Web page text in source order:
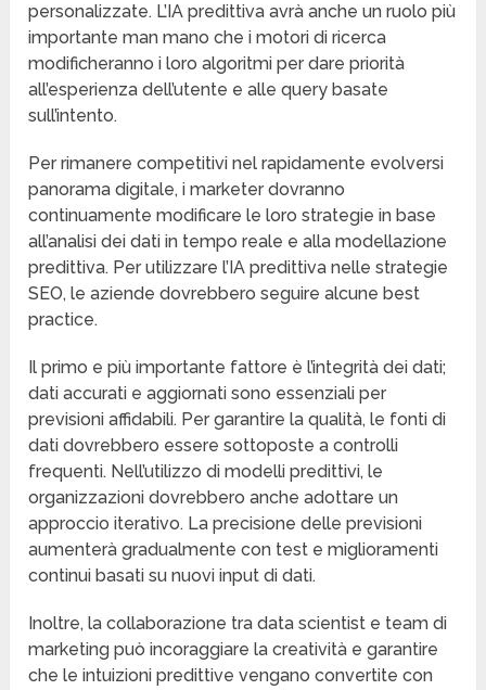
personalizzate. L’IA predittiva avrà anche un ruolo più
importante man mano che i motori di ricerca
modificheranno i loro algoritmi per dare priorità
all’esperienza dell’utente e alle query basate
sull’intento.
Per rimanere competitivi nel rapidamente evolversi
panorama digitale, i marketer dovranno
continuamente modificare le loro strategie in base
all’analisi dei dati in tempo reale e alla modellazione
predittiva. Per utilizzare l’IA predittiva nelle strategie
SEO, le aziende dovrebbero seguire alcune best
practice.
Il primo e più importante fattore è l’integrità dei dati;
dati accurati e aggiornati sono essenziali per
previsioni affidabili. Per garantire la qualità, le fonti di
dati dovrebbero essere sottoposte a controlli
frequenti. Nell’utilizzo di modelli predittivi, le
organizzazioni dovrebbero anche adottare un
approccio iterativo. La precisione delle previsioni
aumenterà gradualmente con test e miglioramenti
continui basati su nuovi input di dati.
Inoltre, la collaborazione tra data scientist e team di
marketing può incoraggiare la creatività e garantire
che le intuizioni predittive vengano convertite con